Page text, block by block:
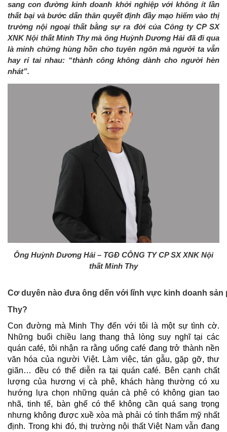
sang con đường kinh doanh khởi nghiệp với không ít lần
thất bại và bước dấn thân quyết định đầy mạo hiểm vào thị
trường nội ngoại thất bằng sự ra đời của Công ty CP SX
XNK Nội thất Minh Thy mà ông Huỳnh Dương Hải đã đi qua
là minh chứng hùng hồn cho tuyên ngôn mà người ta vẫn
hay rỉ tai nhau: “thành công không dành cho người hèn
nhát”.
Ông Huỳnh Dương Hải – TGĐ CÔNG TY CP SX XNK Nội
thất Minh Thy
Cơ duyên nào đưa ông dến với lĩnh vực kinh doanh sản
Thy?
Con đường mà Minh Thy đến với tôi là một sự tình cờ.
Những buổi chiều lang thang thả lòng suy nghĩ tại các
quán café, tôi nhận ra rằng uống café đang trở thành nền
văn hóa của người Việt. Làm việc, tán gẫu, gặp gỡ, thư
giãn… đều có thể diễn ra tại quán café. Bên cạnh chất
lượng của hương vị cà phê, khách hàng thường có xu
hướng lựa chọn những quán cà phê có không gian tao
nhã, tinh tế, bàn ghế có thể không cần quá sang trọng
nhưng không được xuề xòa mà phải có tính thẩm mỹ nhất
định. Trong khi đó, thị trường nội thất Việt Nam vẫn đang